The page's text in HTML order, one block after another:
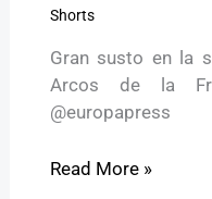
Shorts
Gran susto en la
Arcos de la
@europapress
Read More »